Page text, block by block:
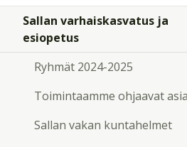
Sallan varhaiskasvatus ja
esiopetus
Ryhmät 2024-2025
Toimintaamme ohjaavat
Sallan vakan kuntahelmet